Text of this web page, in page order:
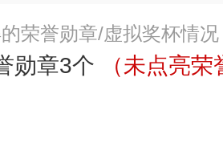
荣誉勋章/虚拟奖杯情
勋章3个 （未点亮